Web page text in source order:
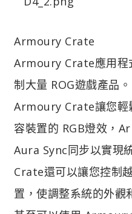
Armoury Crate
Armoury Crate應用程
制大量 ROG遊戲產品
Armoury Crate讓您輕
容裝置的 RGB燈效，
Aura Sync同步以實現
Crate還可以讓您控制
置，使調整系統的外觀